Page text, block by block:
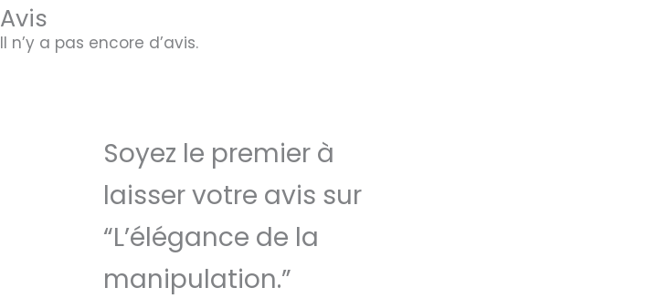
Avis
Il n’y a pas encore d’avis.
Soyez le premier à
laisser votre avis sur
“L’élégance de la
manipulation.”